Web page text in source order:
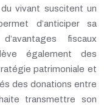
vivant suscitent un
d’anticiper sa
fiscaux
également des
patrimoniale et
des donations entre
transmettre son